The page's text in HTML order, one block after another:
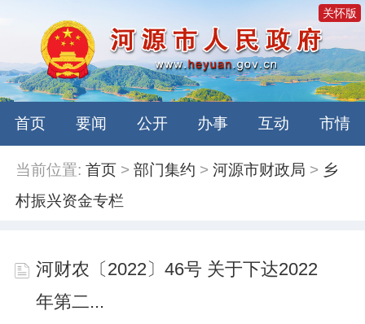
关怀版
首页 要闻 公开 办事 互动 市情
当前位置: 首页 >部门集约 >河源市财政局 > 乡
村振兴资金专栏
河财农〔2022〕46号 关于下达2022
年第二...